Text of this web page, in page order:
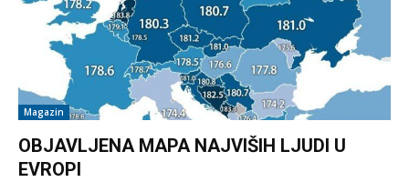
Magazin
OBJAVLJENA MAPA NAJVIŠIH LJUDI U
EVROPI